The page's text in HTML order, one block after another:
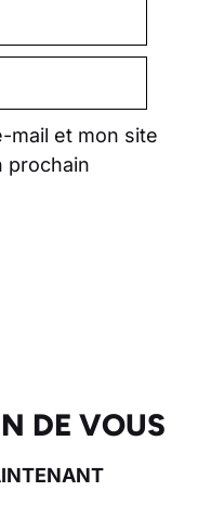
mail et mon site
prochain
DE VOUS